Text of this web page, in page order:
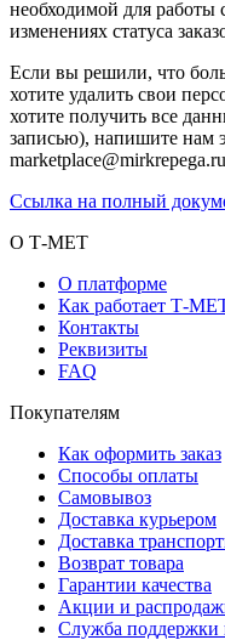
необходимой для работы
изменениях статуса
Если вы решили, что
хотите удалить свои
хотите получить все
записью), напишите нам
Ссылка на полный
О Т-МЕТ
О платформе
Как работает Т-
Контакты
Реквизиты
FAQ
Покупателям
Как оформить заказ
Способы оплаты
Самовывоз
Доставка курьером
Доставка
Возврат товара
Гарантии качества
Акции и
Служба поддержки